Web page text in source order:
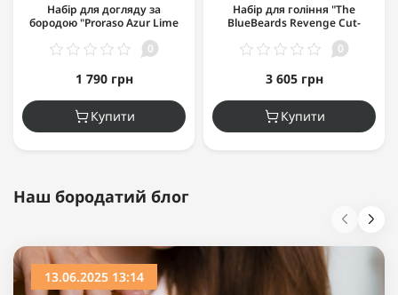
Набір для догляду за
бородою "Proraso Azur Lime
0
1 790 грн
Купити
Набір для гоління "The
BlueBeards Revenge Cut-
0
3 605 грн
Купити
Наш бородатий блог
13.06.2025 13:14